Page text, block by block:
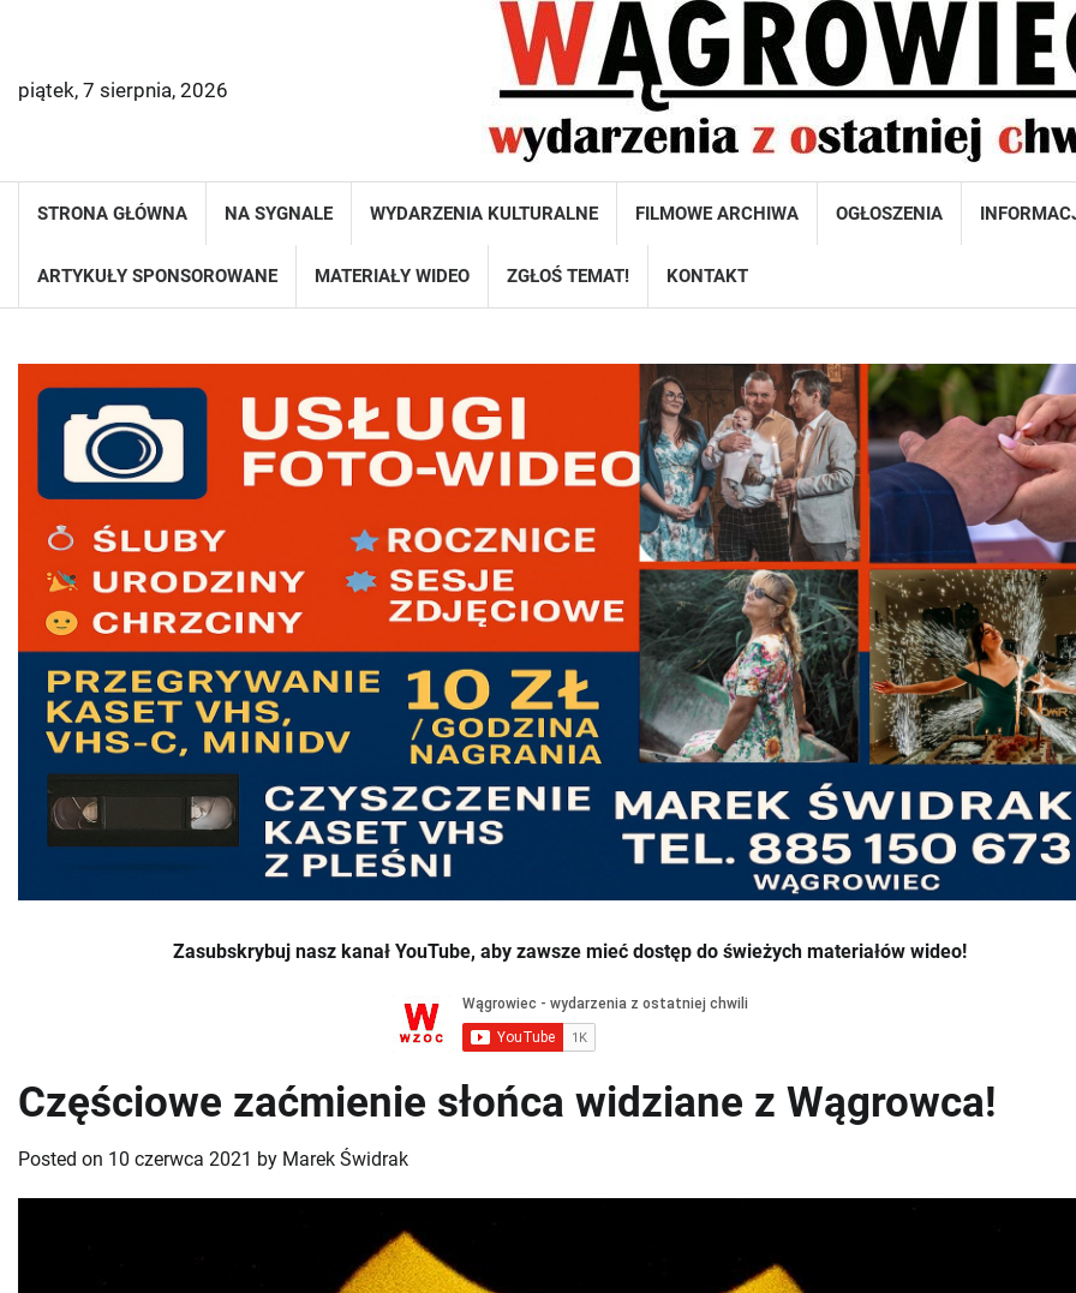
piątek, 7 sierpnia, 2026
STRONA GŁÓWNA NA SYGNALE WYDARZENIA KULTURALNE FILMOWE ARCHIWA OGŁOSZENIA
ARTYKUŁY SPONSOROWANE MATERIAŁY WIDEO ZGŁOŚ TEMAT! KONTAKT
Zasubskrybuj nasz kanał YouTube, aby zawsze mieć dostęp do świeżych materiałów wideo!
Częściowe zaćmienie słońca widziane z Wągrowca!
Posted on 10 czerwca 2021 by Marek Świdrak